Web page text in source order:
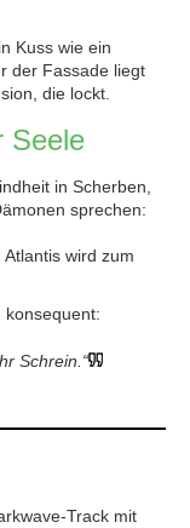
Kuss wie ein
der Fassade liegt
die lockt.
Seele
in Scherben,
sprechen:
wird zum
konsequent:
Schrein.“
Track mit